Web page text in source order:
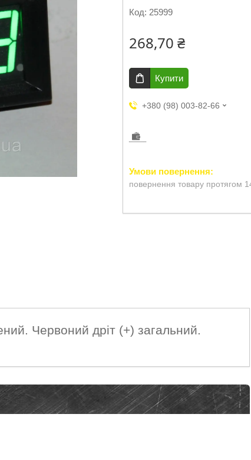
Код: 25999
268,70 ₴
Купити
+380 (98) 003-82-66
повернення товару протягом
Червоний дріт (+) загальний.